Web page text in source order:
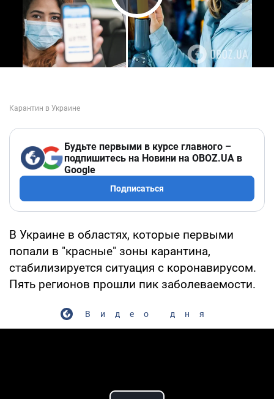
Play Video
Будьте первыми в курсе главного –
подпишитесь на Новини на OBOZ.UA в
Google
Подписаться
В Украине в областях, которые первыми
попали в "красные" зоны карантина,
стабилизируется ситуация с коронавирусом.
Пять регионов прошли пик заболеваемости.
Видео дня